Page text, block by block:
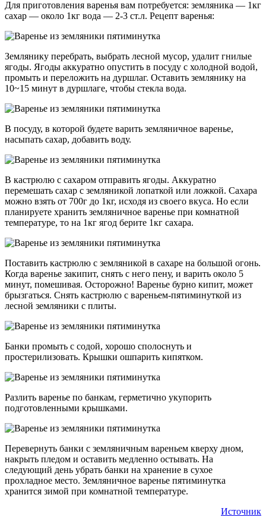
Для приготовления варенья вам потребуется: земляника — 1кг
сахар — около 1кг вода — 2-3 ст.л. Рецепт варенья:
Землянику перебрать, выбрать лесной мусор, удалит гнилые
ягоды. Ягоды аккуратно опустить в посуду с холодной водой,
промыть и переложить на дуршлаг. Оставить землянику на
10~15 минут в дуршлаге, чтобы стекла вода.
В посуду, в которой будете варить земляничное варенье,
насыпать сахар, добавить воду.
В кастрюлю с сахаром отправить ягоды. Аккуратно
перемешать сахар с земляникой лопаткой или ложкой. Сахара
можно взять от 700г до 1кг, исходя из своего вкуса. Но если
планируете хранить земляничное варенье при комнатной
температуре, то на 1кг ягод берите 1кг сахара.
Поставить кастрюлю с земляникой в сахаре на большой огонь.
Когда варенье закипит, снять с него пену, и варить около 5
минут, помешивая. Осторожно! Варенье бурно кипит, может
брызгаться. Снять кастрюлю с вареньем-пятиминуткой из
лесной земляники с плиты.
Банки промыть с содой, хорошо сполоснуть и
простерилизовать. Крышки ошпарить кипятком.
Разлить варенье по банкам, герметично укупорить
подготовленными крышками.
Перевернуть банки с земляничным вареньем кверху дном,
накрыть пледом и оставить медленно остывать. На
следующий день убрать банки на хранение в сухое
прохладное место. Земляничное варенье пятиминутка
хранится зимой при комнатной температуре.
Источник